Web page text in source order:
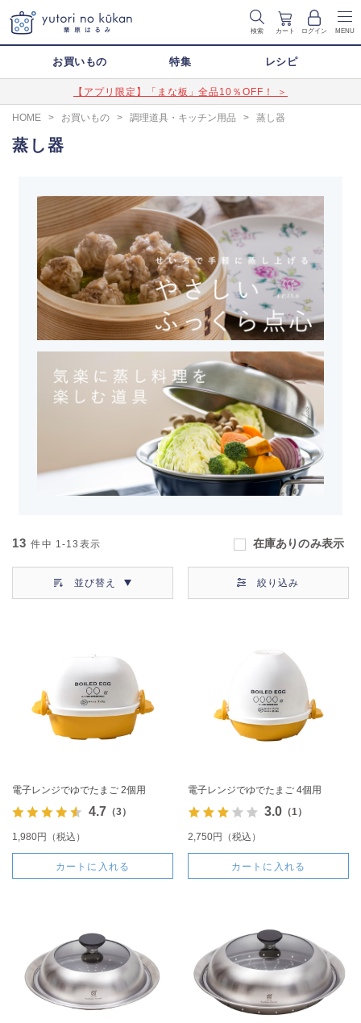
検索 カート ログイン MENU
お買いもの 特集 レシピ
【アプリ限定】「まな板」全品10％OFF！ ＞
HOME > お買いもの > 調理道具・キッチン用品 > 蒸し器
蒸し器
13 件中 1-13 表示 在庫ありのみ表示
並び替え 絞り込み
電子レンジでゆでたまご 2個用
4.7 （3）
1,980円（税込）
カートに入れる
電子レンジでゆでたまご 4個用
3.0（1）
2,750円（税込）
カートに入れる